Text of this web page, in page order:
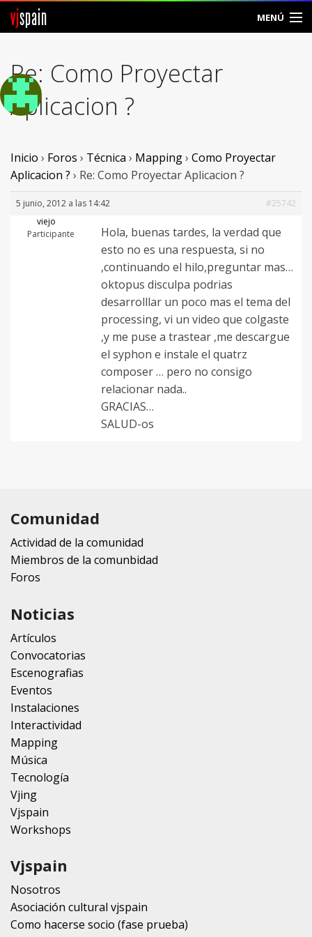
vjspain MENÚ
Foros
Noticias
Vjspain
Ayuda
Contacto
Re: Como Proyectar
Aplicacion ?
Inicio › Foros › Técnica › Mapping› Como Proyectar
Aplicacion ? › Re: Como Proyectar Aplicacion ?
5 junio, 2012 a las 14:42
#25742
viejo
Participante
Hola, buenas tardes, la verdad que
esto no es una respuesta, si no
,continuando el hilo,preguntar mas…
oktopus disculpa podrias
desarrolllar un poco mas el tema del
processing, vi un video que colgaste
,y me puse a trastear ,me descargue
el syphon e instale el quatrz
composer … pero no consigo
relacionar nada..
GRACIAS…
SALUD-os
Comunidad
Actividad de la comunidad
Miembros de la comunbidad
Foros
Noticias
Artículos
Convocatorias
Escenografias
Eventos
Instalaciones
Interactividad
Mapping
Música
Tecnología
Vjing
Vjspain
Workshops
Vjspain
Nosotros
Asociación cultural vjspain
Como hacerse socio (fase prueba)